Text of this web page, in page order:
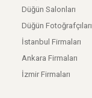
Düğün Salonları
Düğün Fotoğrafçıları
İstanbul Firmaları
Ankara Firmaları
İzmir Firmaları